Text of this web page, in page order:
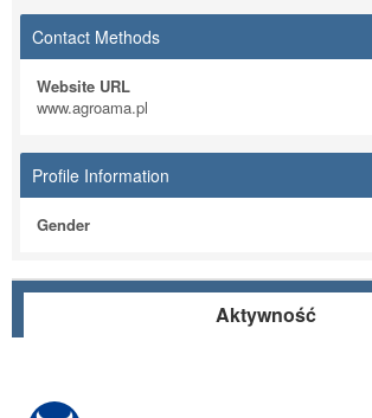
Contact Methods
Website URL
www.agroama.pl
Profile Information
Gender
Aktywność